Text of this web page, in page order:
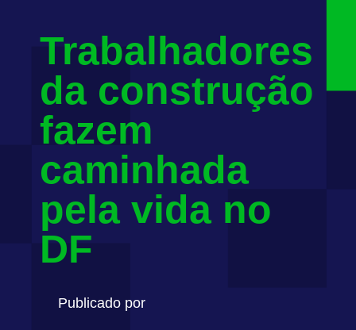
Trabalhadores
da construção
fazem
caminhada
pela vida no
DF
Publicado por